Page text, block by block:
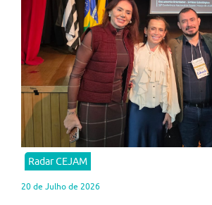
Radar CEJAM
20 de Julho de 2026